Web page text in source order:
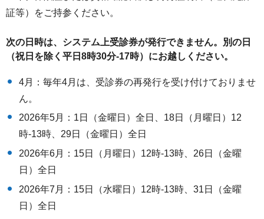
証等）をご持参ください。
次の日時は、システム上受診券が発行できません。別の日
（祝日を除く平日8時30分-17時）にお越しください。
4月：毎年4月は、受診券の再発行を受け付けておりませ
ん。
2026年5月：1日（金曜日）全日、18日（月曜日）12
時-13時、29日（金曜日）全日
2026年6月：15日（月曜日）12時-13時、26日（金曜
日）全日
2026年7月：15日（水曜日）12時-13時、31日（金曜
日）全日